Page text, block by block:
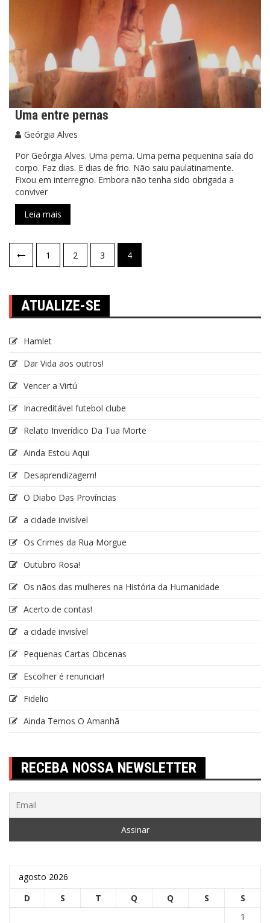
Uma entre pernas
Geórgia Alves
Por Geórgia Alves. Uma perna. Uma perna pequenina saía do
corpo. Faz dias. E dias de frio. Não saiu paulatinamente.
Fixou em interregno. Embora não tenha sido obrigada a
conviver
Leia mais
Navegação
por
posts
1 2 3 4
ATUALIZE-SE
Hamlet
Dar Vida aos outros!
Vencer a Virtú
Inacreditável futebol clube
Relato Inverídico Da Tua Morte
Ainda Estou Aqui
Desaprendizagem!
O Diabo Das Províncias
a cidade invisível
Os Crimes da Rua Morgue
Outubro Rosa!
Os nãos das mulheres na História da Humanidade
Acerto de contas!
a cidade invisível
Pequenas Cartas Obcenas
Escolher é renunciar!
Fidelio
Ainda Temos O Amanhã
RECEBA NOSSA NEWSLETTER
agosto 2026
D
S T Q Q S
S
1